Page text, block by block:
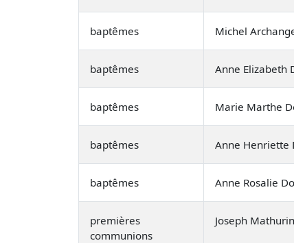
baptêmes Michel
baptêmes Anne Elizabeth
baptêmes Marie Marthe
baptêmes Anne Henriette
baptêmes Anne Rosalie
premières
communions
Joseph